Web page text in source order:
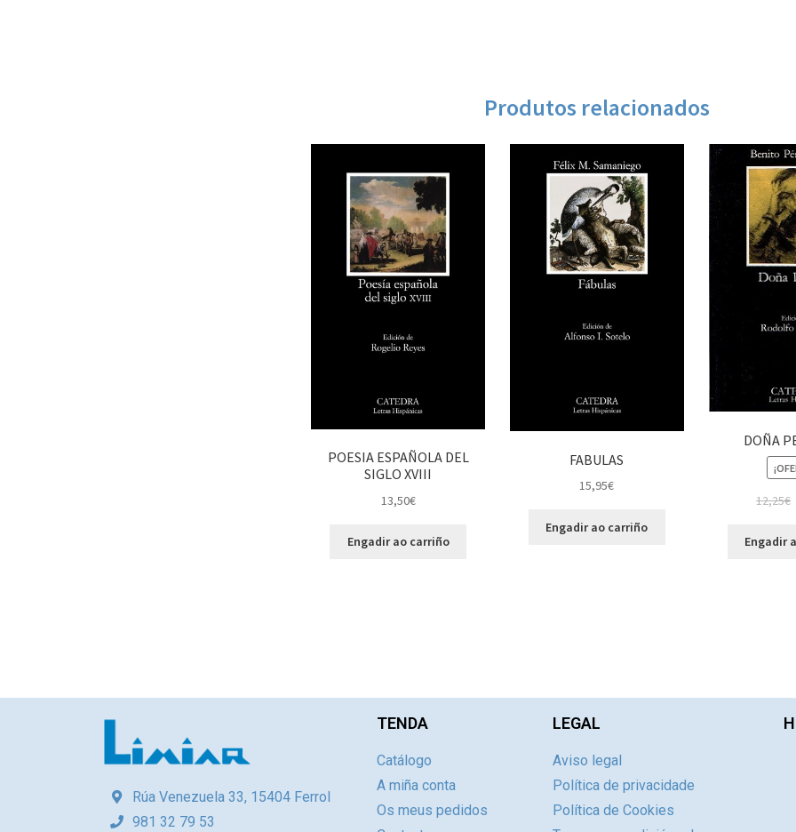
Produtos relacionados
POESIA ESPAÑOLA DEL
SIGLO XVIII
13,50€
Engadir ao carriño
FABULAS
15,95€
Engadir ao carriño
DOÑA
12,25€
Engadir
Rúa Venezuela 33, 15404 Ferrol
981 32 79 53
TENDA
Catálogo
A miña conta
Os meus pedidos
LEGAL
Aviso legal
Política de privacidade
Política de Cookies